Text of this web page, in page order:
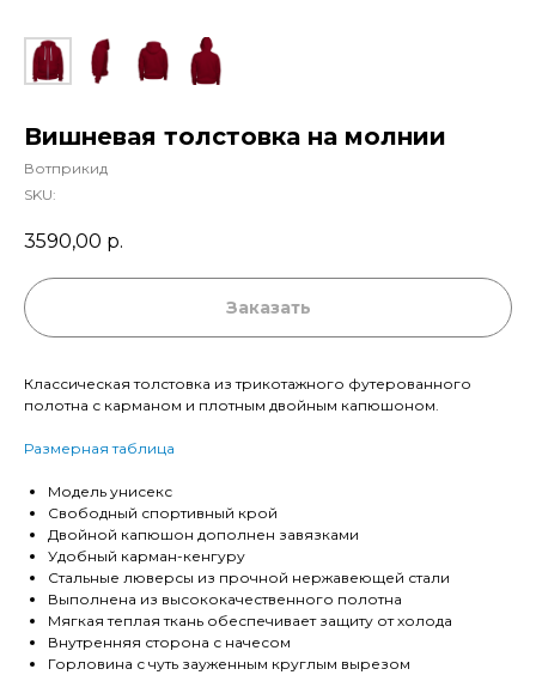
Вишневая толстовка на молнии
Вотприкид
SKU:
3590,00 р.
Заказать
Классическая толстовка из трикотажного футерованного
полотна с карманом и плотным двойным капюшоном.
Размерная таблица
Модель унисекс
Свободный спортивный крой
Двойной капюшон дополнен завязками
Удобный карман-кенгуру
Стальные люверсы из прочной нержавеющей стали
Выполнена из высококачественного полотна
Мягкая теплая ткань обеспечивает защиту от холода
Внутренняя сторона с начесом
Горловина с чуть зауженным круглым вырезом